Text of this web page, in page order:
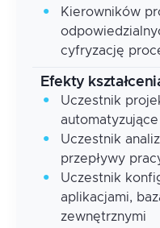
Kierowników
cyfryzację
Efekty
Uczestnik
Uczestnik
przepływy
Uczestnik
aplikacjami,
zewnętrznymi